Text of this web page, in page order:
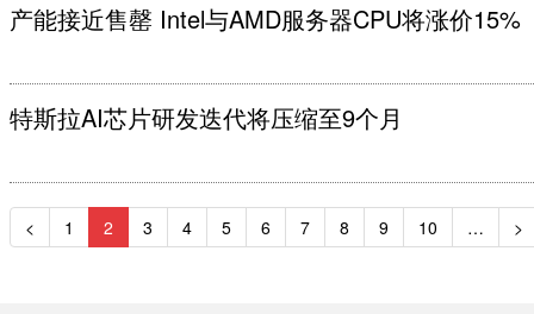
产能接近售罄 Intel与AMD服务器CPU将涨价15%
特斯拉AI芯片研发迭代将压缩至9个月
< 1 2 3 4 5 6 7 8 9 10 … >